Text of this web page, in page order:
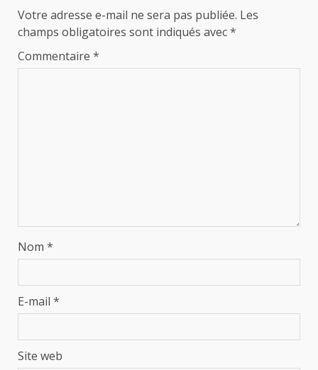
Votre adresse e-mail ne sera pas publiée. Les
champs obligatoires sont indiqués avec*
Commentaire *
Nom *
E-mail *
Site web